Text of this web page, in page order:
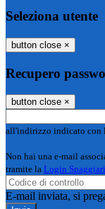
Seleziona utente
button close ×
Recupero
button close ×
all'indirizzo indicato con
Non hai una e-mail
tramite la Login Spaggiari
E-mail inviata, si